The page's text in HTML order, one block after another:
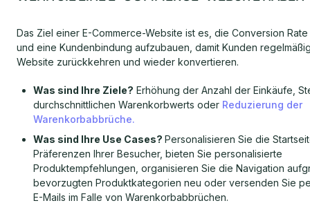
Das Ziel einer E-Commerce-Website ist es, die Conversion
und eine Kundenbindung aufzubauen, damit Kunden
Website zurückkehren und wieder konvertieren.
Was sind Ihre Ziele? Erhöhung der Anzahl der Einkäufe,
durchschnittlichen Warenkorbwerts oder Reduzierung der
Warenkorbabbrüche.
Was sind Ihre Use Cases? Personalisieren Sie die
Präferenzen Ihrer Besucher, bieten Sie personalisierte
Produktempfehlungen, organisieren Sie die Navigation
bevorzugten Produktkategorien neu oder versenden Sie
E-Mails im Falle von Warenkorbabbrüchen.